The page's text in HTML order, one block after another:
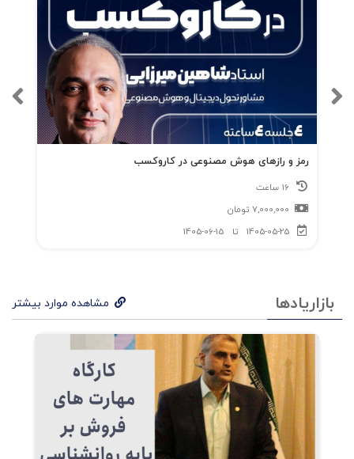
رمز و رازهای هوش مصنوعی در کاروکسب
7,000,000 تومان
1405-05-25
تا 1405-06-15
بازاریادها مشاهده موارد بیشتر